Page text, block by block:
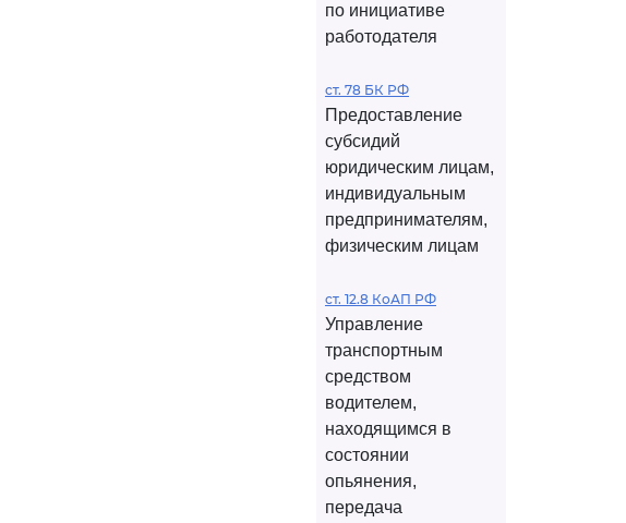
по инициативе
работодателя
ст. 78 БК РФ
Предоставление
субсидий
юридическим лицам,
индивидуальным
предпринимателям,
физическим лицам
ст. 12.8 КоАП РФ
Управление
транспортным
средством
водителем,
находящимся в
состоянии
опьянения,
передача